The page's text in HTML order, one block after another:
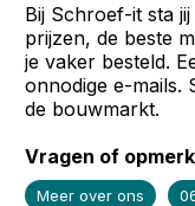
Bij Schroef-it sta
prijzen, de beste
je vaker besteld.
onnodige e-mails.
de bouwmarkt.
Vragen of
Meer over ons